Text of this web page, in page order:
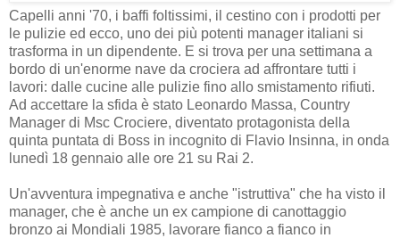
Capelli anni '70, i baffi foltissimi, il cestino con i prodotti per
le pulizie ed ecco, uno dei più potenti manager italiani si
trasforma in un dipendente. E si trova per una settimana a
bordo di un'enorme nave da crociera ad affrontare tutti i
lavori: dalle cucine alle pulizie fino allo smistamento rifiuti.
Ad accettare la sfida è stato Leonardo Massa, Country
Manager di Msc Crociere, diventato protagonista della
quinta puntata di Boss in incognito di Flavio Insinna, in onda
lunedì 18 gennaio alle ore 21 su Rai 2.
Un'avventura impegnativa e anche "istruttiva" che ha visto il
manager, che è anche un ex campione di canottaggio
bronzo ai Mondiali 1985, lavorare fianco a fianco in